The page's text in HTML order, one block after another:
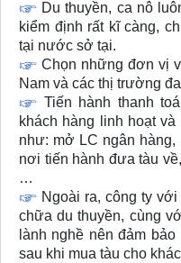
Du thuyền, ca nô
kiểm định rất kĩ càng,
tại nước sở tại.
Chọn những đơn vị
Nam và các thị trường
Tiến hành thanh
khách hàng linh hoạt
như: mở LC ngân
nơi tiến hành đưa tàu
…
Ngoài ra, công ty
chữa du thuyền, cùng
lành nghề nên đảm
sau khi mua tàu cho